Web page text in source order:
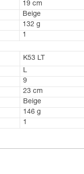
19 cm
Beige
132 g
1
K53 LT
L
9
23 cm
Beige
146 g
1